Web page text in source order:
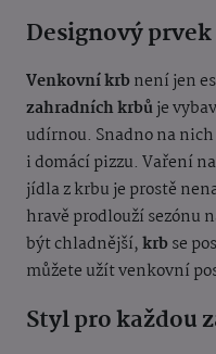
Designový
Venkovní krbnení jen
zahradních krbůje
udírnou. Snadno na
i domácí pizzu. Vaření
jídla z krbu je prostě
hravě prodlouží sezónu
být chladnější,krbse
můžete užít venkovní
Styl pro každou